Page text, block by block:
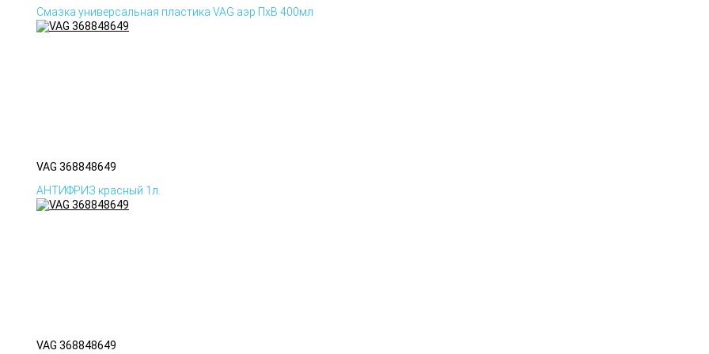
Смазка универсальная пластика VAG аэр ПхВ 400мл
VAG 368848649
АНТИФРИЗ красный 1л.
VAG 368848649